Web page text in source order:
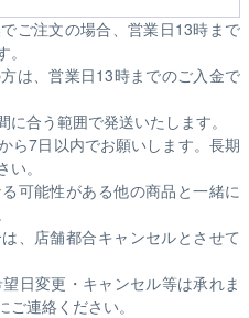
ご注文の場合、営業日13時まで
は、営業日13時までのご入金で
合う範囲で発送いたします。
ら7日以内でお願いします。長期
。
可能性がある他の商品と一緒に
、店舗都合キャンセルとさせて
日変更・キャンセル等は承れま
連絡ください。